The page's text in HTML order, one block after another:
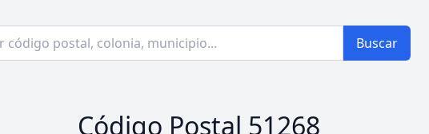
Buscar
Código Postal 51268